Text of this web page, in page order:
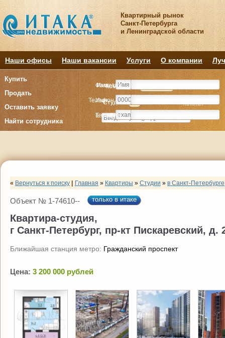
Квартирный рынок
Санкт-Петербурга
и Ленинградской области
Наши офисы Наши вакансии Услуги О компании
Купить
Продать
Оставить заявку
Найти сотрудника
Комнату
Студия Комнат
Комнату
Студия Комнат
Имя
Телефон
E-mail
Фамилия
Имя
Телефон
« Вернуться к поиску Главная » Квартиры » Студии » в Санкт-Петербурге
Объект № 1-74610-- только в итаке
Квартира-студия,
г Санкт-Петербург, пр-кт Пискаревский, д.
Ближайшая станция метро: Гражданский проспект
Цена: 3 200 000 рублей